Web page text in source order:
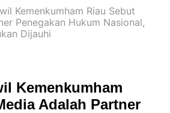
Kemenkumham Riau Sebut
Penegakan Hukum Nasional,
Dijauhi
Kemenkumham
Adalah Partner